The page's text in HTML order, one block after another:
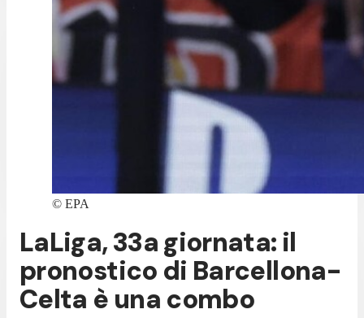
© EPA
LaLiga, 33a giornata: il
pronostico di Barcellona-
Celta è una combo